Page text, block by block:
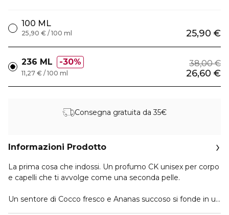
100 ML
25,90 €
25,90 € / 100 ml
236 ML 30% 38,00 €
26,60 €
11,27 € / 100 ml
Consegna gratuita da 35€
Informazioni Prodotto
La prima cosa che indossi. Un profumo CK unisex per corpo
e capelli che ti avvolge come una seconda pelle.
Un sentore di Cocco fresco e Ananas succoso si fonde in un